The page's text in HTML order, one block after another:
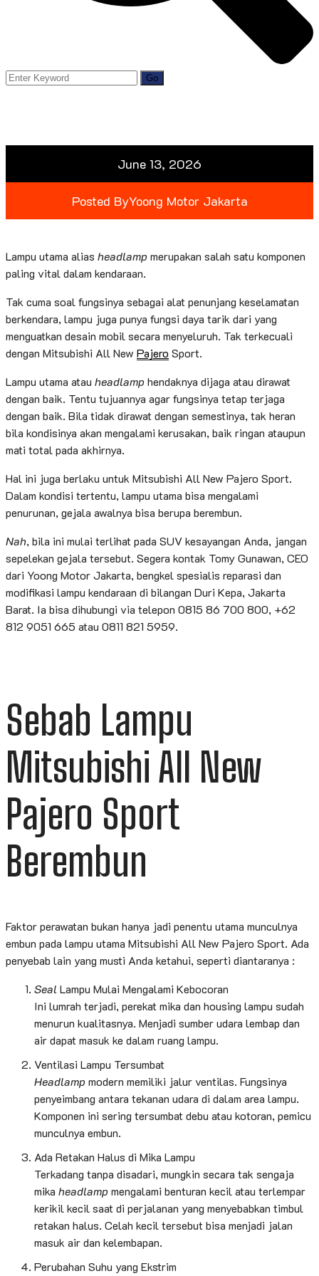
June 13, 2026
Posted ByYoong Motor Jakarta
Lampu utama alias headlampmerupakan salah satu komponen
paling vital dalam kendaraan.
Tak cuma soal fungsinya sebagai alat penunjang keselamatan
berkendara, lampu juga punya fungsi daya tarik dari yang
menguatkan desain mobil secara menyeluruh. Tak terkecuali
dengan Mitsubishi All New Pajero Sport.
Lampu utama atau headlamphendaknya dijaga atau dirawat
dengan baik. Tentu tujuannya agar fungsinya tetap terjaga
dengan baik. Bila tidak dirawat dengan semestinya, tak heran
bila kondisinya akan mengalami kerusakan, baik ringan ataupun
mati total pada akhirnya.
Hal ini juga berlaku untuk Mitsubishi All New Pajero Sport.
Dalam kondisi tertentu, lampu utama bisa mengalami
penurunan, gejala awalnya bisa berupa berembun.
Nah, bila ini mulai terlihat pada SUV kesayangan Anda, jangan
sepelekan gejala tersebut. Segera kontak Tomy Gunawan, CEO
dari Yoong Motor Jakarta, bengkel spesialis reparasi dan
modifikasi lampu kendaraan di bilangan Duri Kepa, Jakarta
Barat. Ia bisa dihubungi via telepon 0815 86 700 800, +62
812 9051 665 atau 0811 821 5959.
Sebab Lampu
Mitsubishi All New
Pajero Sport
Berembun
Faktor perawatan bukan hanya jadi penentu utama munculnya
embun pada lampu utama Mitsubishi All New Pajero Sport. Ada
penyebab lain yang musti Anda ketahui, seperti diantaranya :
SealLampu Mulai Mengalami Kebocoran
Ini lumrah terjadi, perekat mika dan housing lampu sudah
menurun kualitasnya. Menjadi sumber udara lembap dan
air dapat masuk ke dalam ruang lampu.
Ventilasi Lampu Tersumbat
Headlampmodern memiliki jalur ventilas. Fungsinya
penyeimbang antara tekanan udara di dalam area lampu.
Komponen ini sering tersumbat debu atau kotoran, pemicu
munculnya embun.
Ada Retakan Halus di Mika Lampu
Terkadang tanpa disadari, mungkin secara tak sengaja
mika headlampmengalami benturan kecil atau terlempar
kerikil kecil saat di perjalanan yang menyebabkan timbul
retakan halus. Celah kecil tersebut bisa menjadi jalan
masuk air dan kelembapan.
Perubahan Suhu yang Ekstrim